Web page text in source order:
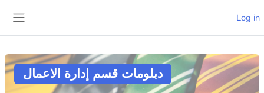
Log in
دبلومات قسم إدارة الاعمال